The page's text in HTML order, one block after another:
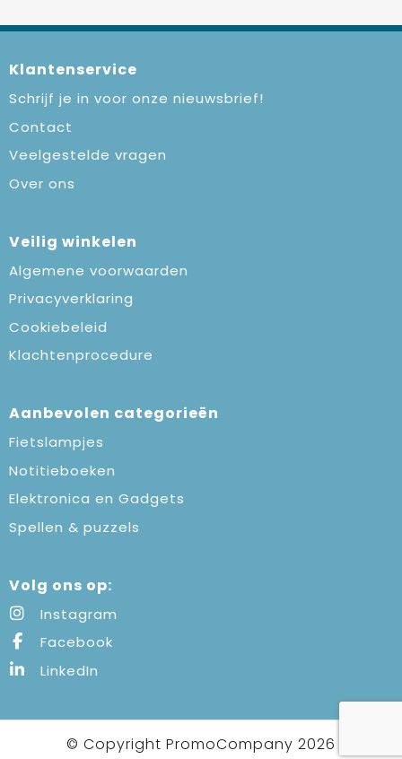
Klantenservice
Schrijf je in voor onze nieuwsbrief!
Contact
Veelgestelde vragen
Over ons
Veilig winkelen
Algemene voorwaarden
Privacyverklaring
Cookiebeleid
Klachtenprocedure
Aanbevolen categorieën
Fietslampjes
Notitieboeken
Elektronica en Gadgets
Spellen & puzzels
Volg ons op:
Instagram
Facebook
LinkedIn
© Copyright PromoCompany 2026